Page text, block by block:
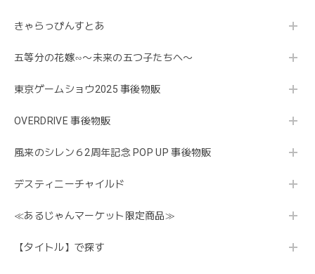
きゃらっぴんすとあ
五等分の花嫁∽〜未来の五つ子たちへ〜
東京ゲームショウ2025 事後物販
OVERDRIVE 事後物販
風来のシレン６2周年記念 POP UP 事後物販
デスティニーチャイルド
≪あるじゃんマーケット限定商品≫
【タイトル】で探す